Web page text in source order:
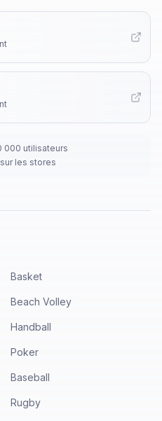
000 utilisateurs
les stores
Basket
Beach Volley
Handball
Poker
Baseball
Rugby